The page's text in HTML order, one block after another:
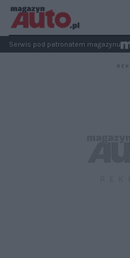
Serwis pod patronatem magazynu